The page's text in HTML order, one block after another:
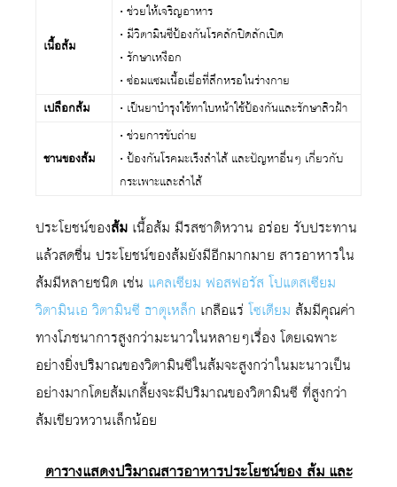
เนื้อส้ม
• ช่วยให้เจริญอาหาร
• มีวิตามินซีป้องกันโรคลักปิดลักเปิด
• รักษาเหงือก
• ซ่อมแซมเนื้อเยื่อที่สึกหรอในร่างกาย
เปลือกส้ม
• เป็นยาบำรุงใช้ทาใบหน้าใช้ป้องกันและรักษาสิวฝ้า
ชานของส้ม
• ช่วยการขับถ่าย
• ป้องกันโรคมะเร็งลำไส้ และปัญหาอื่นๆ เกี่ยวกับ
กระเพาะและลำไส้
ประโยชน์ของส้ม เนื้อส้ม มีรสชาติหวาน อร่อย รับประทาน
แล้วสดชื่น ประโยชน์ของส้มยังมีอีกมากมาย สารอาหารใน
ส้มมีหลายชนิด เช่น แคลเซียม ฟอสฟอรัส โปแตสเซียม
วิตามินเอ วิตามินซี ธาตุเหล็ก เกลือแร่ โซเดียม ส้มมีคุณค่า
ทางโภชนาการสูงกว่ามะนาวในหลายๆเรื่อง โดยเฉพาะ
อย่างยิ่งปริมาณของวิตามินซีในส้มจะสูงกว่าในมะนาวเป็น
อย่างมากโดยส้มเกลี้ยงจะมีปริมาณของวิตามินซี ที่สูงกว่า
ส้มเขียวหวานเล็กน้อย
ตารางแสดงปริมาณสารอาหารประโยชน์ของ ส้ม และ